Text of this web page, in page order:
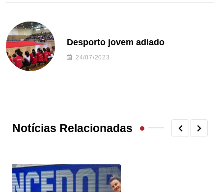
Desporto jovem adiado
24/07/2023
Notícias Relacionadas